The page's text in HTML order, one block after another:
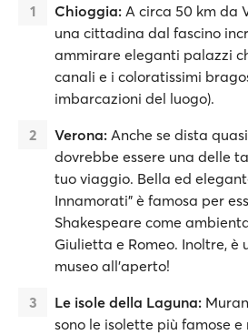
Chioggia: A circa 50 km da
una cittadina dal fascino
ammirare eleganti palazzi
canali e i coloratissimi
imbarcazioni del luogo).
Verona: Anche se dista
dovrebbe essere una delle
tuo viaggio. Bella ed
Innamorati” è famosa per
Shakespeare come
Giulietta e Romeo. Inoltre, è
museo all’aperto!
Le isole della Laguna:
sono le isolette più famose e